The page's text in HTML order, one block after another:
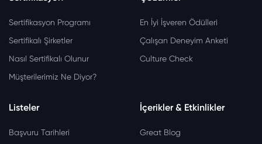
Sertifikasyon Programı
Sertifikalı Şirketler
Nasıl Sertifikalı Olunur
Müşterilerimiz Ne Diyor?
En İyi İşveren Ödülleri
Çalışan Deneyim Anketi
Culture Check
Listeler
Başvuru Tarihleri
İçerikler & Etkinlikler
Great Blog